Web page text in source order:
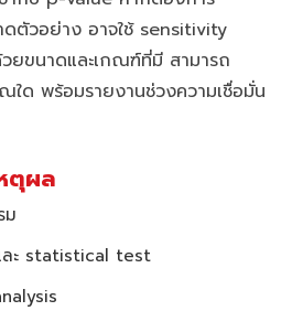
ตัวอย่าง อาจใช้ sensitivity
ยขนาดและเกณฑ์ที่มี สามารถ
ใด พร้อมรายงานช่วงความเชื่อมั่น
ตุผล
ม
ะ statistical test